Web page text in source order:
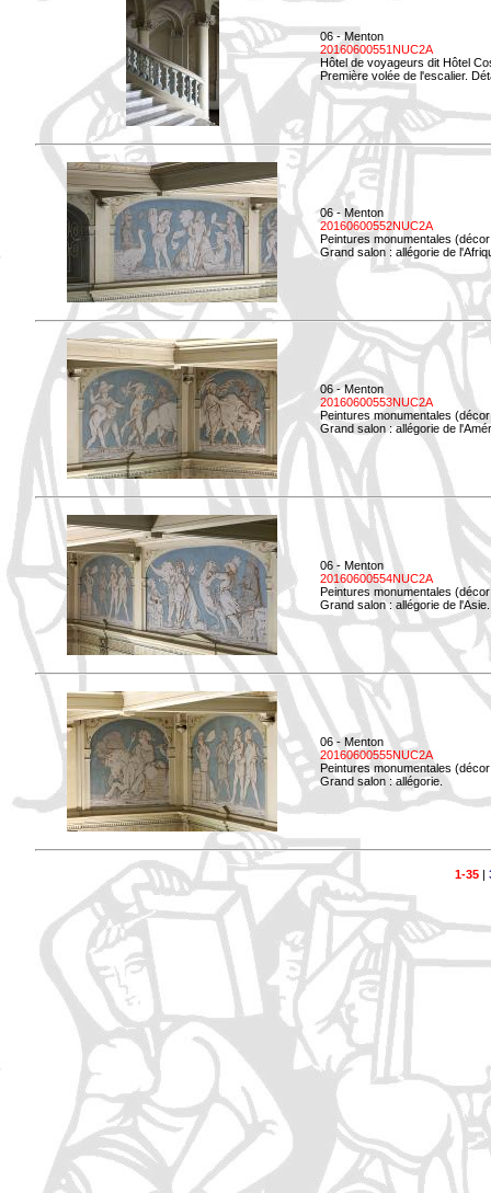
06 - Menton
20160600551NUC2A
Hôtel de voyageurs dit Hôtel
Première volée de l'escalier.
06 - Menton
20160600552NUC2A
Peintures monumentales
Grand salon : allégorie de
06 - Menton
20160600553NUC2A
Peintures monumentales
Grand salon : allégorie de
06 - Menton
20160600554NUC2A
Peintures monumentales
Grand salon : allégorie de l'Asie.
06 - Menton
20160600555NUC2A
Peintures monumentales
Grand salon : allégorie.
1-35|